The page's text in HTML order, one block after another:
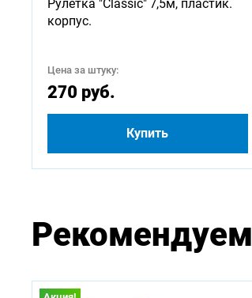
Рулетка "Classic" 7,5м, пластик.
корпус.
Цена за штуку:
270 руб.
Купить
Рекомендуем